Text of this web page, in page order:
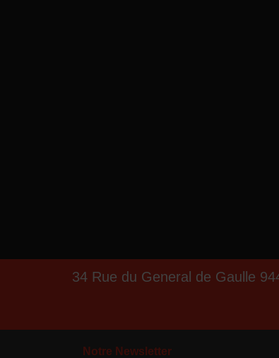
34 Rue du General de Gaulle
Notre Newsletter